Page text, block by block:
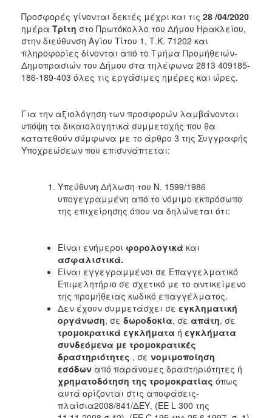
Προσφορές γίνονται δεκτές μέχρι και τις 28 /04/2020
ημέρα Τρίτη στο Πρωτόκολλο του Δήμου Ηρακλείου,
στην διεύθυνση Αγίου Τίτου 1, Τ.Κ. 71202 και
πληροφορίες δίνονται από το Τμήμα Προμήθειών-
Δημοπρασιών του Δήμου στα τηλέφωνα 2813 409185-
186-189-403 όλες τις εργάσιμες ημέρες και ώρες.
Για την αξιολόγηση των προσφορών λαμβάνονται
υπόψη τα δικαιολογητικά συμμετοχής που θα
κατατεθούν σύμφωνα με το άρθρο 3 της Συγγραφής
Υποχρεώσεων που επισυνάπτεται:
Υπεύθυνη Δήλωση του Ν. 1599/1986
υπογεγραμμένη από το νόμιμο εκπρόσωπο
της επιχείρησης όπου να δηλώνεται ότι:
Είναι ενήμεροι φορολογικά και
ασφαλιστικά.
Είναι εγγεγραμμένοι σε Επαγγελματικό
Επιμελητήριο σε σχετικό με το αντικείμενο
της προμήθειας κωδικό επαγγέλματος.
Δεν έχουν συμμετάσχει σε εγκληματική
οργάνωση, σε δωροδοκία, σε απάτη, σε
τρομοκρατικά εγκλήματα ή εγκλήματα
συνδεόμενα με τρομοκρατικές
δραστηριότητες , σε νομιμοποίηση
εσόδων από παράνομες δραστηριότητες ή
χρηματοδότηση της τρομοκρατίας όπως
αυτά ορίζονται στις αποφάσεις-
πλαίσια2008/841/ΔΕΥ, (ΕΕ L 300 της